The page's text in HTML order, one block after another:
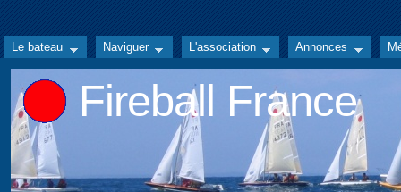
Le bateau Naviguer L'association Annonces
Fireball France